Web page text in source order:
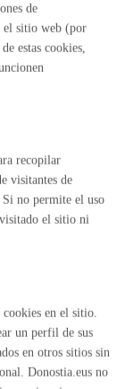
/ San
de
el sitio web (por
estas cookies,
recopilar
visitantes de
Si no permite el uso
visitado el sitio ni
cookies en el sitio.
un perfil de sus
en otros sitios sin
Donostia.eus no